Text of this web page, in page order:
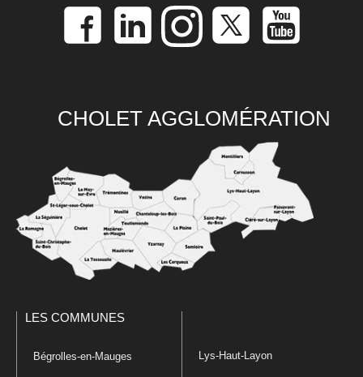
CHOLET AGGLOMÉRATION
LES COMMUNES
Bégrolles-en-Mauges Lys-Haut-Layon